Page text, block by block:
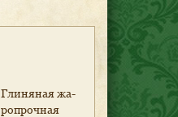
Гли­ня­ная жа­
роп­роч­ная